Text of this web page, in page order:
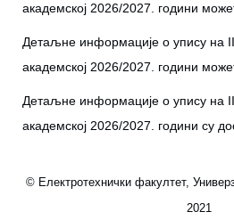
академској 2026/2027. години
Детаљне информације о упису на II
академској 2026/2027. години
Детаљне информације о упису на
академској 2026/2027. години су
© Електротехнички факултет,
2021